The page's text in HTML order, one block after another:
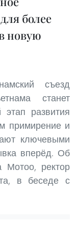
более
новую
съезд
станет
развития
примирение и
ключевыми
вперёд. Об
Мотоо, ректор
в беседе с